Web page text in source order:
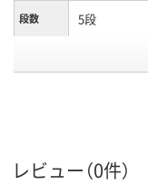
段数 5段
両開き／片
イプ
レビュー（0件）